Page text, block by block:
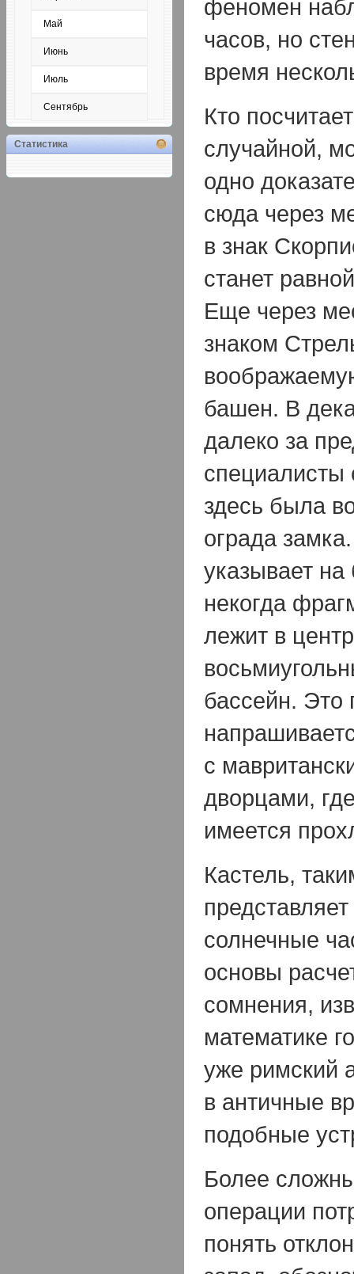
феномен
часов, но
время
Кто
случайной,
одно
сюда через
в знак
станет
Еще через
знаком
башен. В
далеко за
специалисты
здесь была
ограда
указывает
некогда
лежит в
бассейн. Это
с
дворцами,
имеется
Кастель,
солнечные
основы
сомнения,
математике
уже римский
в античные
подобные
Более
операции
понять
Май
Июнь
Июль
Сентябрь
Статистика